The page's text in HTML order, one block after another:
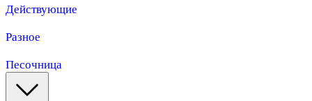
Действующие
Разное
Песочница